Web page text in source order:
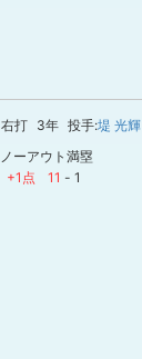
右打 3年 投手:堤 光輝
ノーアウト満塁
+1点
11 - 1